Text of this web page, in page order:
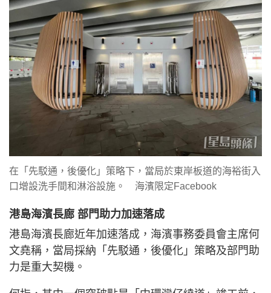
在「先駁通，後優化」策略下，當局於東岸板道的海裕街入
口增設洗手間和淋浴設施。 海濱限定Facebook
港島海濱長廊 部門助力加速落成
港島海濱長廊近年加速落成，海濱事務委員會主席何
文堯稱，當局採納「先駁通，後優化」策略及部門助
力是重大契機。